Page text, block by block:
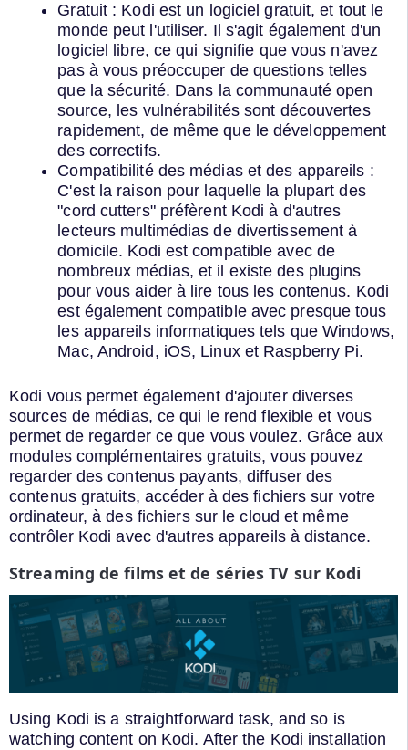
Gratuit : Kodi est un logiciel gratuit, et tout le
monde peut l'utiliser. Il s'agit également d'un
logiciel libre, ce qui signifie que vous n'avez
pas à vous préoccuper de questions telles
que la sécurité. Dans la communauté open
source, les vulnérabilités sont découvertes
rapidement, de même que le développement
des correctifs.
Compatibilité des médias et des appareils :
C'est la raison pour laquelle la plupart des
"cord cutters" préfèrent Kodi à d'autres
lecteurs multimédias de divertissement à
domicile. Kodi est compatible avec de
nombreux médias, et il existe des plugins
pour vous aider à lire tous les contenus. Kodi
est également compatible avec presque tous
les appareils informatiques tels que Windows,
Mac, Android, iOS, Linux et Raspberry Pi.
Kodi vous permet également d'ajouter diverses
sources de médias, ce qui le rend flexible et vous
permet de regarder ce que vous voulez. Grâce aux
modules complémentaires gratuits, vous pouvez
regarder des contenus payants, diffuser des
contenus gratuits, accéder à des fichiers sur votre
ordinateur, à des fichiers sur le cloud et même
contrôler Kodi avec d'autres appareils à distance.
Streaming de films et de séries TV sur Kodi
Using Kodi is a straightforward task, and so is
watching content on Kodi. After the Kodi installation